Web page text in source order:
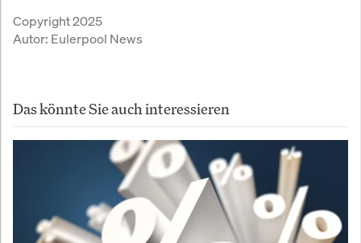
Copyright 2025
Autor: Eulerpool News
Das könnte Sie auch interessieren